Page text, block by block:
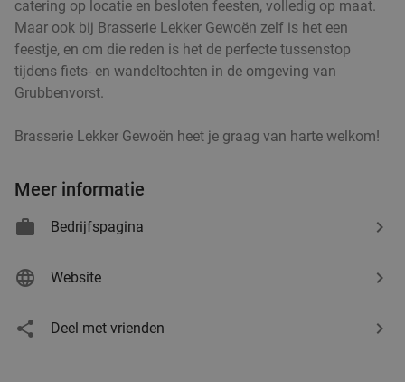
catering op locatie en besloten feesten, volledig op maat.
Maar ook bij Brasserie Lekker Gewoën zelf is het een
feestje, en om die reden is het de perfecte tussenstop
tijdens fiets- en wandeltochten in de omgeving van
Grubbenvorst.
Brasserie Lekker Gewoën heet je graag van harte welkom!
Meer informatie
Bedrijfspagina
Website
Deel met vrienden